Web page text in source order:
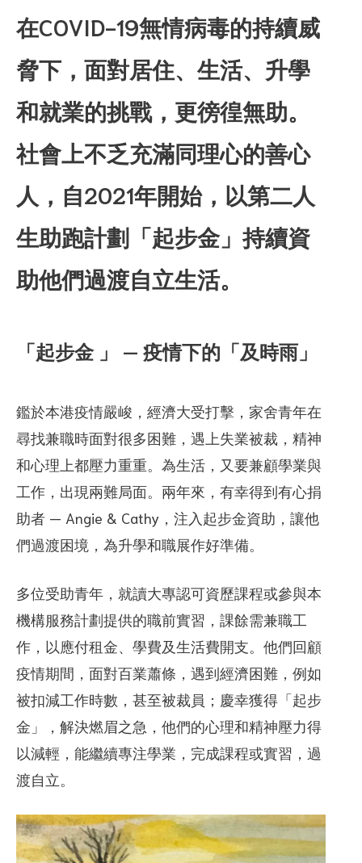
在COVID-19無情病毒的持續威
脅下，面對居住、生活、升學
和就業的挑戰，更徬徨無助。
社會上不乏充滿同理心的善心
人，自2021年開始，以第二人
生助跑計劃「起步金」持續資
助他們過渡自立生活。
「起步金 」 — 疫情下的「及時雨」
鑑於本港疫情嚴峻，經濟大受打擊，家舍青年在
尋找兼職時面對很多困難，遇上失業被裁，精神
和心理上都壓力重重。為生活，又要兼顧學業與
工作，出現兩難局面。兩年來，有幸得到有心捐
助者 — Angie & Cathy，注入起步金資助，讓他
們過渡困境，為升學和職展作好準備。
多位受助青年，就讀大專認可資歷課程或參與本
機構服務計劃提供的職前實習，課餘需兼職工
作，以應付租金、學費及生活費開支。他們回顧
疫情期間，面對百業蕭條，遇到經濟困難，例如
被扣減工作時數，甚至被裁員；慶幸獲得「起步
金」，解決燃眉之急，他們的心理和精神壓力得
以減輕，能繼續專注學業，完成課程或實習，過
渡自立。